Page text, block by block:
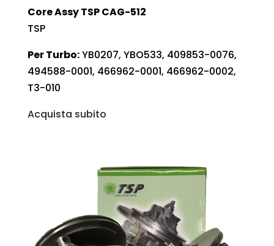
Core Assy TSP CAG-512
TSP
Per Turbo:YB0207, YBO533, 409853-0076,
494588-0001, 466962-0001, 466962-0002,
T3-010
Acquista subito